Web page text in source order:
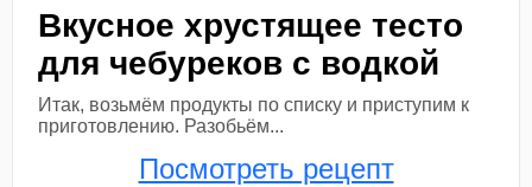
Вкусное хрустящее тесто
для чебуреков с водкой
Итак, возьмём продукты по списку и приступим к
приготовлению. Разобьём...
Посмотреть рецепт